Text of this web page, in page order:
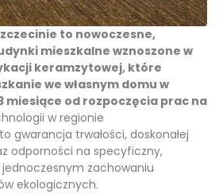
to nowoczesne,
mieszkalne wznoszone w
keramzytowej, które
we własnym domu w
miesiące od rozpoczęcia prac na
w regionie
gwarancja trwałości, doskonałej
odporności na specyficzny,
zachowaniu
ekologicznych.